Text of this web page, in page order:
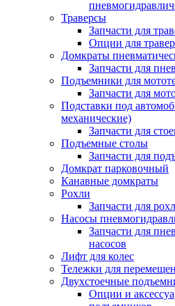
Траверсы
Запчасти для
Опции для
Домкраты
Запчасти для
Подъемники для
Запчасти для
Подставки под
механические)
Запчасти для
Подъемные столы
Запчасти для
Домкрат парковочный
Канавные домкраты
Рохли
Запчасти для
Насосы
Запчасти для
насосов
Лифт для колес
Тележки для
Двухстоечные
Опции и